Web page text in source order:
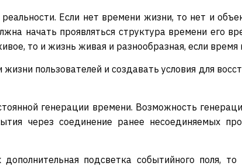
Если нет времени жизни, то нет и
начать проявляться структура времени его
то и жизнь живая и разнообразная, если
пользователей и создавать условия для
генерации времени. Возможность
через соединение ранее несоединяемых
подсветка событийного поля,